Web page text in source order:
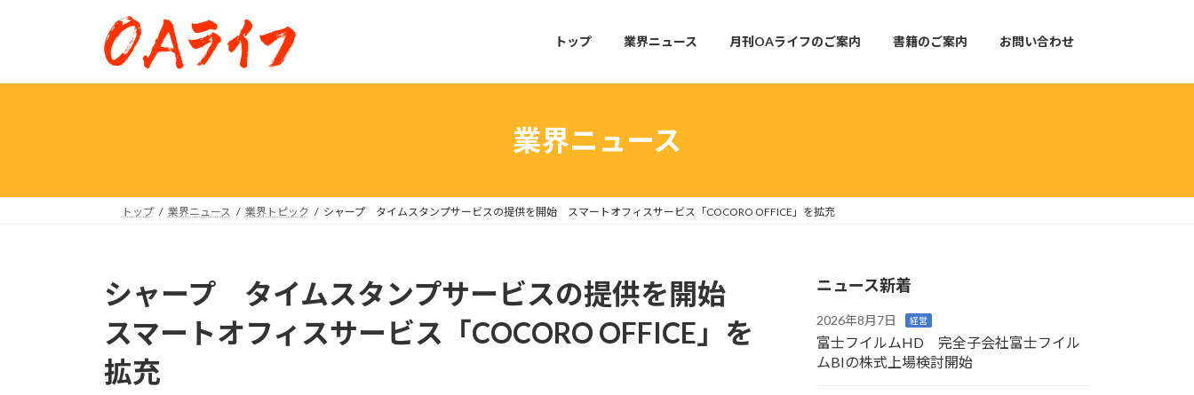
プ
動
トップ 業界ニュース 月刊OAライフのご案内 書籍のご案内 お問い合わせ
業界ニュース
トップ 業界ニュース 業界トピック シャープ タイムスタンプサービスの提供を開始 スマートオフィスサービス「COCORO OFFICE」を拡充
シャープ タイムスタンプサービスの提供を開始
スマートオフィスサービス「COCORO OFFICE」を
拡充
ニュース新着
2026年8月7日 経営
富士フイルムHD 完全子会社富士フイル
ムBIの株式上場検討開始